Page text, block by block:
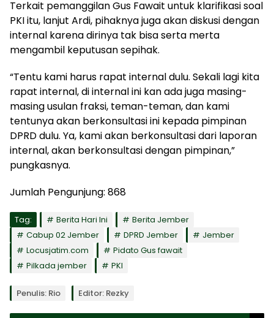
Terkait pemanggilan Gus Fawait untuk klarifikasi soal
PKI itu, lanjut Ardi, pihaknya juga akan diskusi dengan
internal karena dirinya tak bisa serta merta
mengambil keputusan sepihak.
“Tentu kami harus rapat internal dulu. Sekali lagi kita
rapat internal, di internal ini kan ada juga masing-
masing usulan fraksi, teman-teman, dan kami
tentunya akan berkonsultasi ini kepada pimpinan
DPRD dulu. Ya, kami akan berkonsultasi dari laporan
internal, akan berkonsultasi dengan pimpinan,”
pungkasnya.
Jumlah Pengunjung: 868
Tag: Berita Hari Ini
Berita Jember
Cabup 02 Jember
DPRD Jember
Jember
Locusjatim.com
Pidato Gus fawait
Pilkada jember
PKI
Penulis: Rio Editor: Rezky